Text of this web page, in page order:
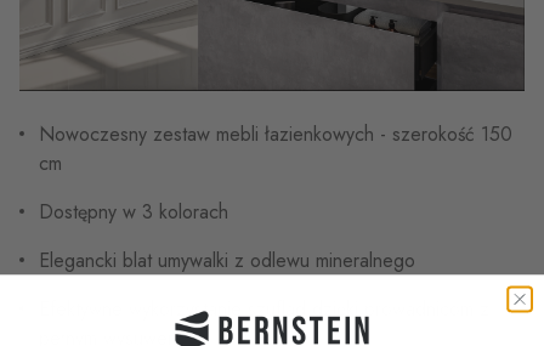
Nowoczesny zestaw mebli łazienkowych - szerokość 150
cm
Dostępny w 3 kolorach
Elegancki blat umywalki z odlewu mineralnego
Efektywne wykorzystanie szuflad dzięki prowadnicom z
pełnym wysuwem